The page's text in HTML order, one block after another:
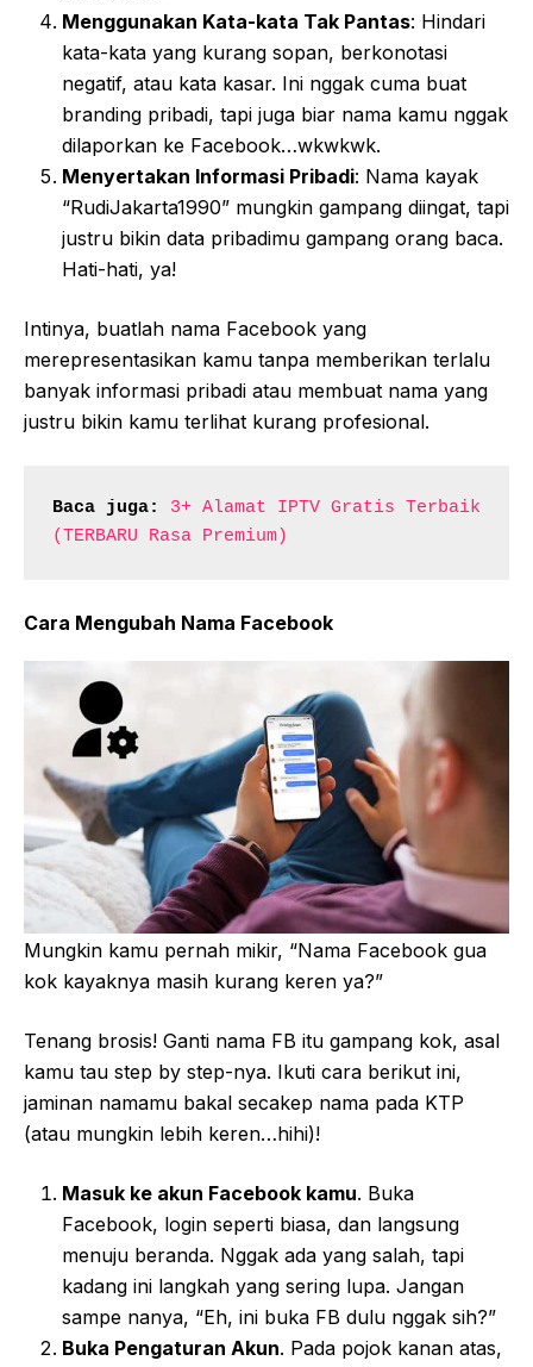
Menggunakan Kata-kata Tak Pantas: Hindari
kata-kata yang kurang sopan, berkonotasi
negatif, atau kata kasar. Ini nggak cuma buat
branding pribadi, tapi juga biar nama kamu nggak
dilaporkan ke Facebook…wkwkwk.
Menyertakan Informasi Pribadi: Nama kayak
“RudiJakarta1990” mungkin gampang diingat, tapi
justru bikin data pribadimu gampang orang baca.
Hati-hati, ya!
Intinya, buatlah nama Facebook yang
merepresentasikan kamu tanpa memberikan terlalu
banyak informasi pribadi atau membuat nama yang
justru bikin kamu terlihat kurang profesional.
Baca juga:
3+ Alamat IPTV Gratis Terbaik
(TERBARU Rasa Premium)
Cara Mengubah Nama Facebook
Mungkin kamu pernah mikir, “Nama Facebook gua
kok kayaknya masih kurang keren ya?”
Tenang brosis! Ganti nama FB itu gampang kok, asal
kamu tau step by step-nya. Ikuti cara berikut ini,
jaminan namamu bakal secakep nama pada KTP
(atau mungkin lebih keren…hihi)!
Masuk ke akun Facebook kamu. Buka
Facebook, login seperti biasa, dan langsung
menuju beranda. Nggak ada yang salah, tapi
kadang ini langkah yang sering lupa. Jangan
sampe nanya, “Eh, ini buka FB dulu nggak sih?”
Buka Pengaturan Akun. Pada pojok kanan atas,